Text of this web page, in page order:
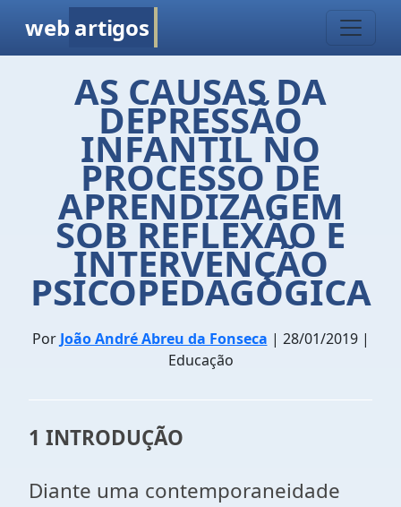
web artigos
AS CAUSAS DA
DEPRESSÃO
INFANTIL NO
PROCESSO DE
APRENDIZAGEM
SOB REFLEXÃO E
INTERVENÇÃO
PSICOPEDAGÓGICA
Por João André Abreu da Fonseca | 28/01/2019 |
Educação
1 INTRODUÇÃO
Diante uma contemporaneidade